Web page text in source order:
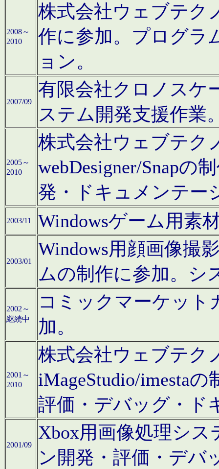
2008～
2010
株式会社ウェブテク
作に参加。プログラ
ョン。
2007/09
有限会社クロノスケ
ステム開発支援作業
2005～
2010
株式会社ウェブテク
webDesigner/Snapの
発・ドキュメンテー
2003/11 Windowsゲーム用素
2003/01
Windows用顔画像撮
ムの制作に参加。シ
2002～
継続中
コミックマーケット
加。
2001～
2010
株式会社ウェブテク
iMageStudio/imesta
評価・デバッグ・ド
2001/09
Xbox用画像処理シ
ン開発・評価・デバ